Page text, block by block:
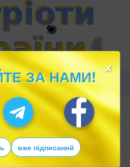
×
ЗА НАМИ!
вже підписаний